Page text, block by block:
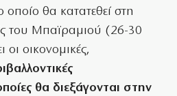
θα κατατεθεί στη
του Μπαϊραμιού (26-30
οικονομικές,
θα διεξάγονται στην